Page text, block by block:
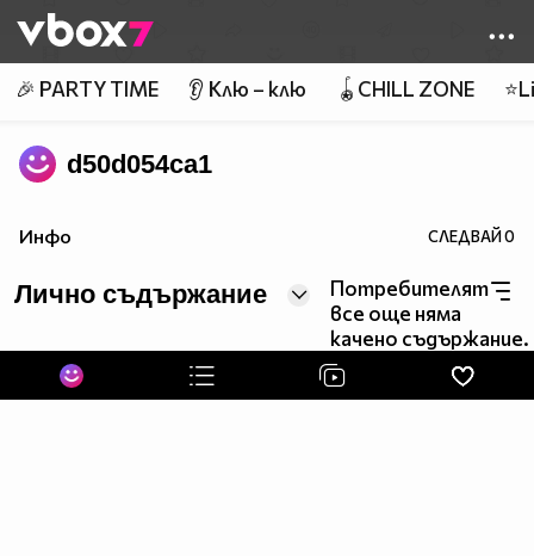
👾
🎉 PARTY TIME 👂 Клю – клю 🪀CHILL ZONE
d50d054ca1
Инфо СЛЕДВАЙ0
Лично съдържание
Потребителят
все още няма
качено съдържание.